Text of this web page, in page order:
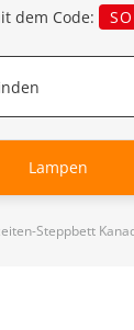
dem Code:
Lampen
Steppbett